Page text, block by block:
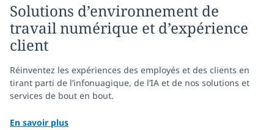
Solutions d’environnement de
travail numérique et d’expérience
client
Réinventez les expériences des employés et des clients en
tirant parti de l’infonuagique, de l’IA et de nos solutions et
services de bout en bout.
En savoir plus